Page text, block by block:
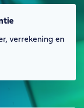
verrekening en